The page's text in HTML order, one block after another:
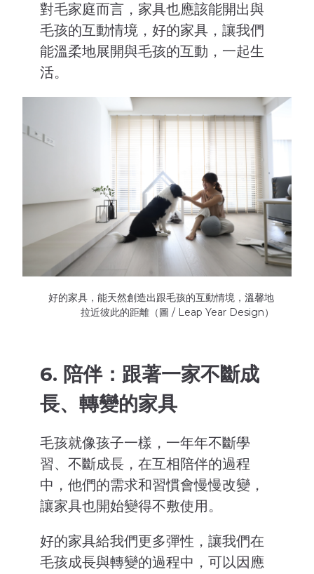
對毛家庭而言，家具也應該能開出與
毛孩的互動情境，好的家具，讓我們
能溫柔地展開與毛孩的互動，一起生
活。
好的家具，能天然創造出跟毛孩的互動情境，溫馨地
拉近彼此的距離（圖 / Leap Year Design）
6. 陪伴：跟著一家不斷成
長、轉變的家具
毛孩就像孩子一樣，一年年不斷學
習、不斷成長，在互相陪伴的過程
中，他們的需求和習慣會慢慢改變，
讓家具也開始變得不敷使用。
好的家具給我們更多彈性，讓我們在
毛孩成長與轉變的過程中，可以因應